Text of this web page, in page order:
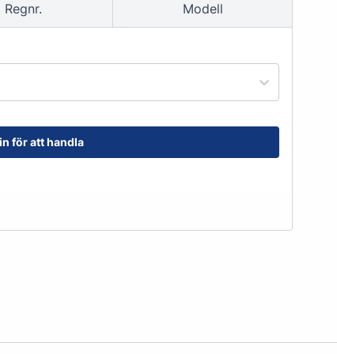
order@kransensgummi.se
Till kundservice
Skyddsutrustning
Regnr. Modell
för att handla